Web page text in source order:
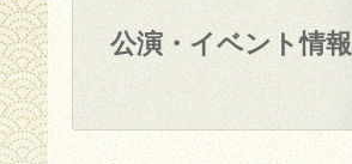
公演・イベント情報